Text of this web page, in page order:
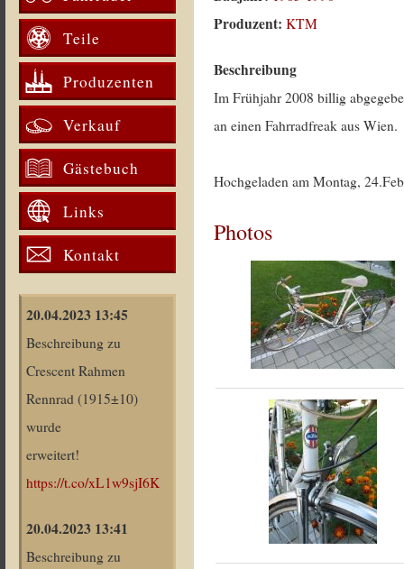
Teile
Produzenten
Verkauf
Gästebuch
Links
Kontakt
20.04.2023 13:45
Beschreibung zu
Crescent Rahmen
Rennrad (1915±10)
wurde
erweitert!
https://t.co/xL1w9sjI6K
20.04.2023 13:41
Beschreibung zu
Produzent:KTM
Beschreibung
Im Frühjahr 2008 billig
an einen Fahrradfreak aus Wien.
Hochgeladen am Montag,
Photos